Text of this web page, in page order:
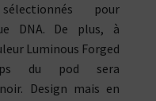
pour
DNA. De plus, à
Luminous Forged
du pod sera
Design mais en